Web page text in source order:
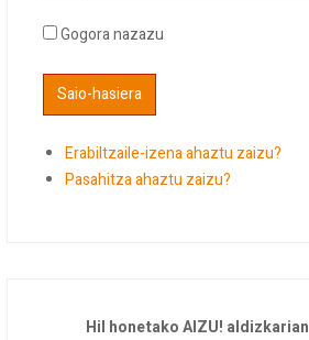
Gogora nazazu
Erabiltzaile-izena ahaztu zaizu?
Pasahitza ahaztu zaizu?
Hil honetako AIZU! aldizkarian